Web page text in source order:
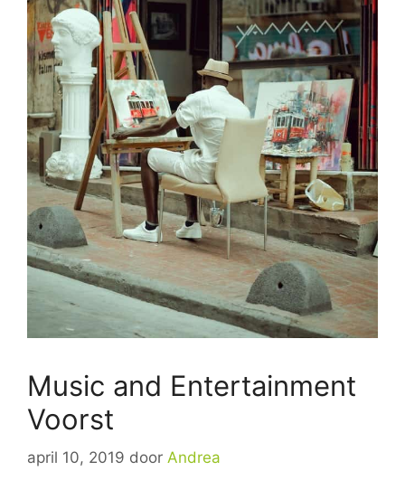
Music and Entertainment
Voorst
april 10, 2019 door Andrea